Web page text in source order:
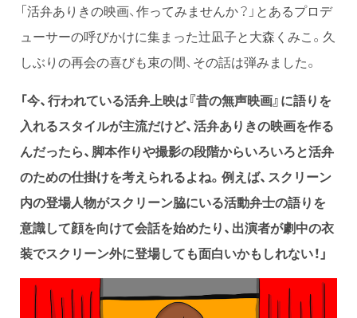
「活弁ありきの映画、作ってみませんか？」とあるプロデ
ューサーの呼びかけに集まった辻凪子と大森くみこ。久
しぶりの再会の喜びも束の間、その話は弾みました。
「今、行われている活弁上映は『昔の無声映画』に語りを
入れるスタイルが主流だけど、活弁ありきの映画を作る
んだったら、脚本作りや撮影の段階からいろいろと活弁
のための仕掛けを考えられるよね。例えば、スクリーン
内の登場人物がスクリーン脇にいる活動弁士の語りを
意識して顔を向けて会話を始めたり、出演者が劇中の衣
装でスクリーン外に登場しても面白いかもしれない！」